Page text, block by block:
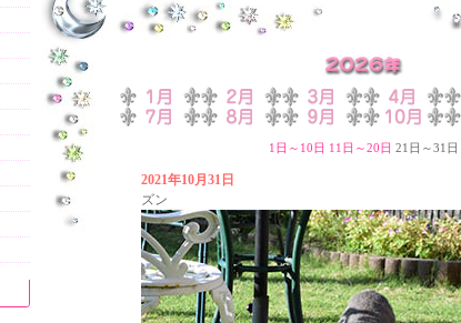
1日～10日 11日～20日 21日～31日
2021年10月31日
ズン